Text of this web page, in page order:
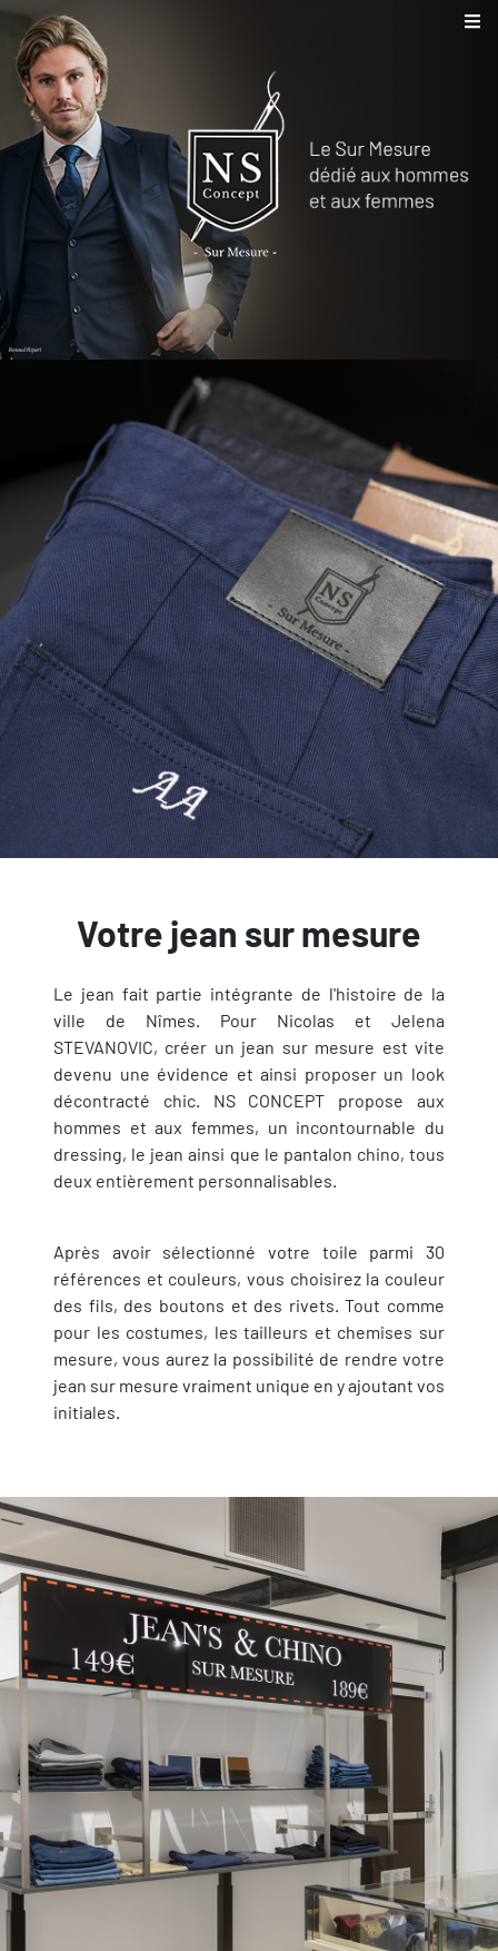
Votre jean sur mesure
Le jean fait partie intégrante de l'histoire de la
ville de Nîmes. Pour Nicolas et Jelena
STEVANOVIC, créer un jean sur mesure est vite
devenu une évidence et ainsi proposer un look
décontracté chic. NS CONCEPT propose aux
hommes et aux femmes, un incontournable du
dressing, le jean ainsi que le pantalon chino, tous
deux entièrement personnalisables.
Après avoir sélectionné votre toile parmi 30
références et couleurs, vous choisirez la couleur
des fils, des boutons et des rivets. Tout comme
pour les costumes, les tailleurs et chemises sur
mesure, vous aurez la possibilité de rendre votre
jean sur mesure vraiment unique en y ajoutant vos
initiales.